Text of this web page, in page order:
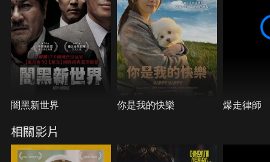
闇黑新世界 你是我的快樂 爆走律師
相關影片